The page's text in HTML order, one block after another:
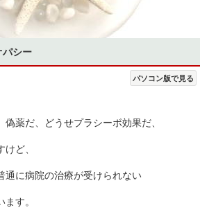
シー
パソコン版で見る
薬だ、どうせプラシーボ効果だ、
ど、
通に病院の治療が受けられない
す。